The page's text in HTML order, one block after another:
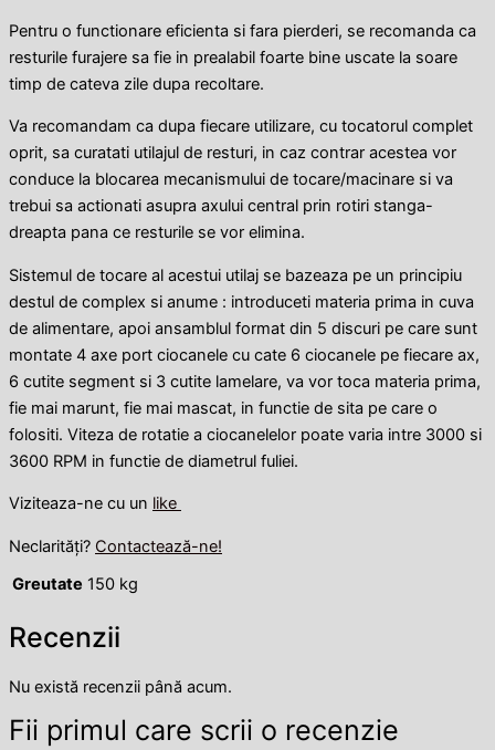
Pentru o functionare eficienta si fara pierderi, se recomanda ca
resturile furajere sa fie in prealabil foarte bine uscate la soare
timp de cateva zile dupa recoltare.
Va recomandam ca dupa fiecare utilizare, cu tocatorul complet
oprit, sa curatati utilajul de resturi, in caz contrar acestea vor
conduce la blocarea mecanismului de tocare/macinare si va
trebui sa actionati asupra axului central prin rotiri stanga-
dreapta pana ce resturile se vor elimina.
Sistemul de tocare al acestui utilaj se bazeaza pe un principiu
destul de complex si anume : introduceti materia prima in cuva
de alimentare, apoi ansamblul format din 5 discuri pe care sunt
montate 4 axe port ciocanele cu cate 6 ciocanele pe fiecare ax,
6 cutite segment si 3 cutite lamelare, va vor toca materia prima,
fie mai marunt, fie mai mascat, in functie de sita pe care o
folositi. Viteza de rotatie a ciocanelelor poate varia intre 3000 si
3600 RPM in functie de diametrul fuliei.
Viziteaza-ne cu un like
Neclarități? Contactează-ne!
Greutate 150 kg
Recenzii
Nu există recenzii până acum.
Fii primul care scrii o recenzie